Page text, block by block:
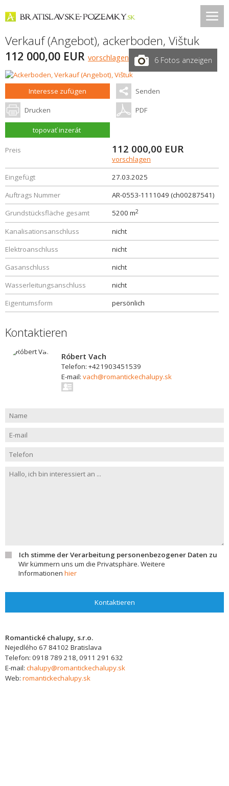
Verkauf (Angebot), ackerboden, Vištuk
112 000,00 EUR vorschlagen 6 Fotos anzeigen
Interesse zufügen Senden
Drucken PDF
topovať inzerát
Preis 112 000,00 EUR
vorschlagen
Eingefügt
27.03.2025
Auftrags Nummer
AR-0553-1111049 (ch00287541)
Grundstücksfläche gesamt
5200 m2
Kanalisationsanschluss
nicht
Elektroanschluss
nicht
Gasanschluss
nicht
Wasserleitungsanschluss
nicht
Eigentumsform
persönlich
Kontaktieren
Róbert Vach
Telefon: +421903451539
E-mail: vach@romantickechalupy.sk
Ich stimme der Verarbeitung personenbezogener Daten zu
Wir kümmern uns um die Privatsphäre. Weitere
Informationen hier
Kontaktieren
Romantické chalupy, s.r.o.
Nejedlého 67 84102 Bratislava
Telefon: 0918 789 218, 0911 291 632
E-mail: chalupy@romantickechalupy.sk
Web: romantickechalupy.sk